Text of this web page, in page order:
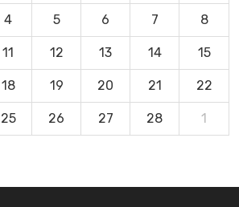
4 5 6 7 8
11 12 13 14 15
18 19 20 21 22
25 26 27 28 1